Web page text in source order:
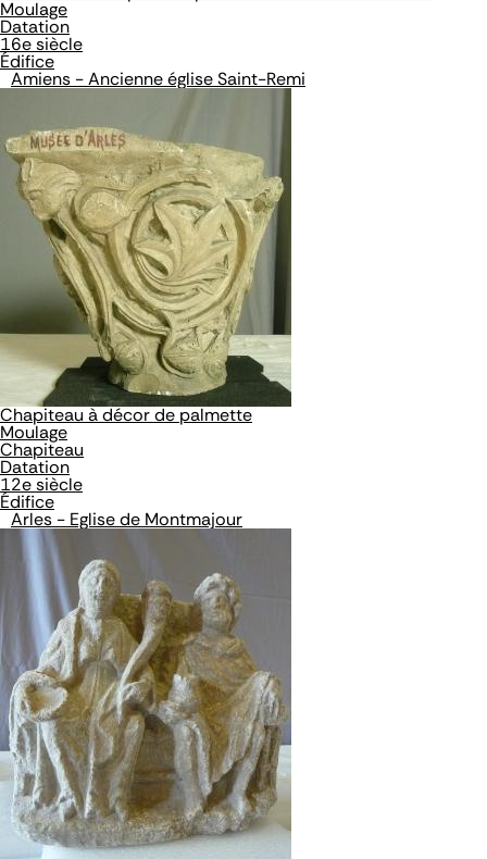
Moulage
Datation
16e siècle
Édifice
Amiens - Ancienne église Saint-Remi
Chapiteau à décor de palmette
Moulage
Chapiteau
Datation
12e siècle
Édifice
Arles - Eglise de Montmajour